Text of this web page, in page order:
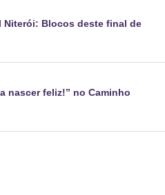
Niterói: Blocos deste final de
nascer feliz!” no Caminho